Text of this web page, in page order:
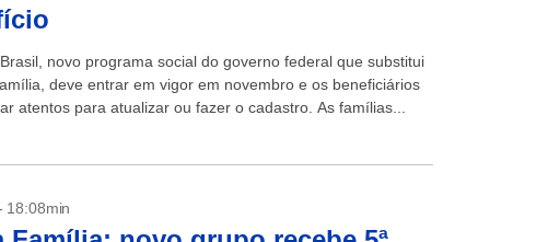
novo programa social do governo federal que substitui
deve entrar em vigor em novembro e os beneficiários
atentos para atualizar ou fazer o cadastro. As famílias...
18:08min